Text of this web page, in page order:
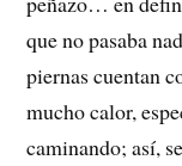
que no pasaba
piernas cuentan
mucho calor,
caminando; así,